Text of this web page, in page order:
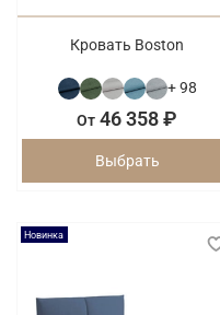
Кровать Boston
+ 98
От 46 358 ₽
Выбрать
Новинка